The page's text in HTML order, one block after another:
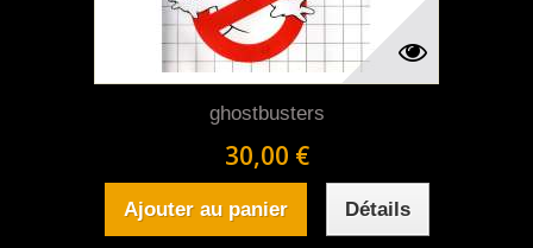
ghostbusters
30,00 €
Ajouter au panier Détails